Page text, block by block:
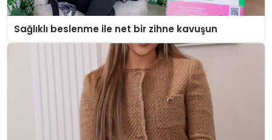
Sağlıklı beslenme ile net bir zihne kavuşun